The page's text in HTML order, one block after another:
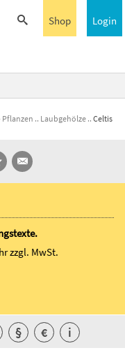
Login
Shop
Pflanzen Laubgehölze Celtis
zzgl. MwSt.
§ € i